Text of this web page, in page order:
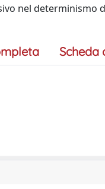
nel determinismo
Scheda